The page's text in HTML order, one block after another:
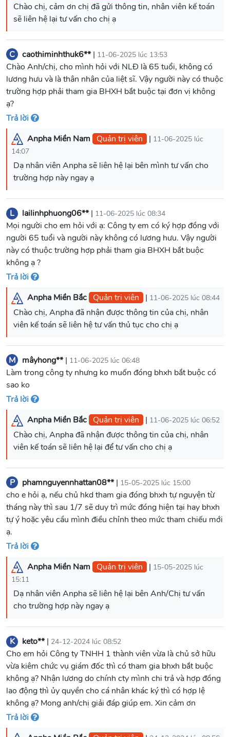
Chào chị, cảm ơn chị đã gửi thông tin, nhân viên kế toán
sẽ liên hệ lại tư vấn cho chị ạ
C caothiminhthuk6**| 11-06-2025 lúc 13:53
Chào Anh/chị, cho mình hỏi với NLĐ là 65 tuổi, không có
lương hưu và là thân nhân của liệt sĩ. Vậy người này có thuộc
trường hợp phải tham gia BHXH bắt buộc tại đơn vị không
ạ?
Trả lời
Anpha Miền Nam Quản trị viên | 11-06-2025 lúc
14:07
Dạ nhân viên Anpha sẽ liên hệ lại bên mình tư vấn cho
trường hợp này ngay ạ
L lailinhphuong06**| 11-06-2025 lúc 08:34
Mọi người cho em hỏi với ạ: Công ty em có ký hợp đồng với
người 65 tuổi và người này không có lương hưu. Vậy người
này có thuộc trường hợp phải tham gia BHXH bắt buộc
không ạ ?
Trả lời
Anpha Miền Bắc Quản trị viên | 11-06-2025 lúc 08:44
Chào chị, Anpha đã nhận được thông tin của chị, nhân
viên kế toán sẽ liên hệ tư vấn thủ tục cho chị ạ
M mâyhong**| 11-06-2025 lúc 06:48
Làm trong công ty nhưng ko muốn đóng bhxh bắt buộc có
sao ko
Trả lời
Anpha Miền Bắc Quản trị viên | 11-06-2025 lúc 06:52
Chào chị, Anpha đã nhận được thông tin của chị, nhân
viên kế toán sẽ liên hệ lại để tư vấn cho chị ạ
P phamnguyennhattan08**| 15-05-2025 lúc 15:00
cho e hỏi ạ, nếu chủ hkd tham gia đóng bhxh tự nguyện từ
tháng này thì sau 1/7 sẽ duy trì mức đóng hiện tại hay bhxh
tự ý hoặc yêu cầu mình điều chỉnh theo mức tham chiếu mới
ạ.
Trả lời
Anpha Miền Nam Quản trị viên | 15-05-2025 lúc
15:11
Dạ nhân viên Anpha sẽ liên hệ lại bên Anh/Chị tư vấn
cho trường hợp này ngay ạ
K keto**| 24-12-2024 lúc 08:52
Cho em hỏi Công ty TNHH 1 thành viên vừa là chủ sở hữu
vừa kiêm chức vụ giám đốc thì có tham gia bhxh bắt buộc
không ạ? Nhận lương do chính cty mình chi trả và hợp đồng
lao động thì ủy quyền cho cá nhân khác ký thì có hợp lệ
không ạ? Mong anh/chị giải đáp giúp em. Xin cảm ơn
Trả lời